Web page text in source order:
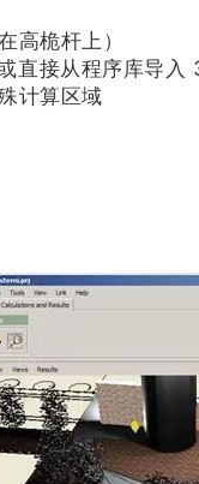
高桅杆上）
直接从程序库导
计算区域